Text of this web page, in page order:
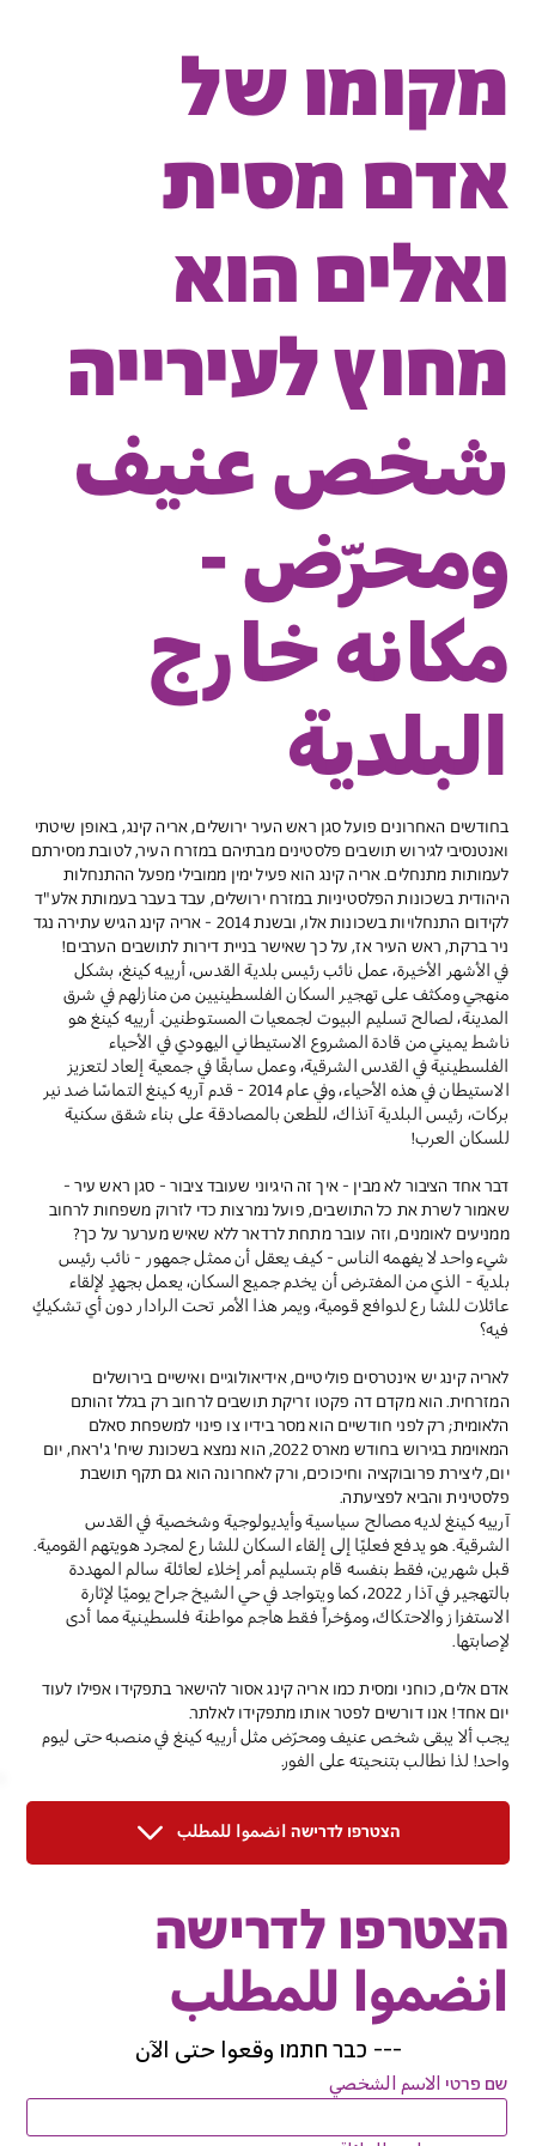
מקומו של
אדם מסית
ואלים הוא
מחוץ לעירייה
شخص عنيف
ومحرّض -
مكانه خارج
البلدية
בחודשים האחרונים פועל סגן ראש העיר ירושלים, אריה קינג, באופן שיטתי
ואנטנסיבי לגירוש תושבים פלסטינים מבתיהם במזרח העיר, לטובת מסירתם
לעמותות מתנחלים. אריה קינג הוא פעיל ימין ממובילי מפעל ההתנחלות
היהודית בשכונות הפלסטיניות במזרח ירושלים, עבד בעבר בעמותת אלע"ד
לקידום התנחלויות בשכונות אלו, ובשנת 2014 - אריה קינג הגיש עתירה נגד
ניר ברקת, ראש העיר אז, על כך שאישר בניית דירות לתושבים הערבים!
في الأشهر الأخيرة، عمل نائب رئيس بلدية القدس، أرييه كينغ، بشكل
منهجي ومكثف على تهجير السكان الفلسطينيين من منازلهم في شرق
المدينة، لصالح تسليم البيوت لجمعيات المستوطنين. أرييه كينغ هو
ناشط يميني من قادة المشروع الاستيطاني اليهودي في الأحياء
الفلسطينية في القدس الشرقية، وعمل سابقًا في جمعية إلعاد لتعزيز
الاستيطان في هذه الأحياء، وفي عام 2014 - قدم آريه كينغ التماسًا ضد نير
بركات، رئيس البلدية آنذاك، للطعن بالمصادقة على بناء شقق سكنية
للسكان العرب!
דבר אחד הציבור לא מבין - איך זה היגיוני שעובד ציבור - סגן ראש עיר -
שאמור לשרת את כל התושבים, פועל נמרצות כדי לזרוק משפחות לרחוב
ממניעים לאומנים, וזה עובר מתחת לרדאר ללא שאיש מערער על כך?
شيء واحد لا يفهمه الناس - كيف يعقل أن ممثل جمهور - نائب رئيس
بلدية - الذي من المفترض أن يخدم جميع السكان، يعمل بجهدٍ لإلقاء
عائلات للشارع لدوافع قومية، ويمر هذا الأمر تحت الرادار دون أي تشكيكٍ
فيه؟
לאריה קינג יש אינטרסים פוליטיים, אידיאולוגיים ואישיים בירושלים
המזרחית. הוא מקדם דה פקטו זריקת תושבים לרחוב רק בגלל זהותם
הלאומית; רק לפני חודשיים הוא מסר בידיו צו פינוי למשפחת סאלם
המאוימת בגירוש בחודש מארס 2022, הוא נמצא בשכונת שיח' ג'ראח, יום
יום, ליצירת פרובוקציה וחיכוכים, ורק לאחרונה הוא גם תקף תושבת
פלסטינית והביא לפציעתה.
آرييه كينغ لديه مصالح سياسية وأيديولوجية وشخصية في القدس
الشرقية. هو يدفع فعليًا إلى إلقاء السكان للشارع لمجرد هويتهم القومية.
قبل شهرين، فقط بنفسه قام بتسليم أمر إخلاء لعائلة سالم المهددة
بالتهجير في آذار 2022، كما ويتواجد في حي الشيخ جراح يوميًا لإثارة
الاستفزاز والاحتكاك، ومؤخراً فقط هاجم مواطنة فلسطينية مما أدى
لإصابتها.
אדם אלים, כוחני ומסית כמו אריה קינג אסור להישאר בתפקידו אפילו לעוד
יום אחד! אנו דורשים לפטר אותו מתפקידו לאלתר.
يجب ألا يبقى شخص عنيف ومحرّض مثل أرييه كينغ في منصبه حتى ليوم
واحد! لذا نطالب بتنحيته على الفور.
הצטרפו לדרישה انضموا للمطلب
הצטרפו לדרישה
انضموا للمطلب
שם פרטי الاسم الشخصي
--- כבר חתמו وقعوا حتى الآن